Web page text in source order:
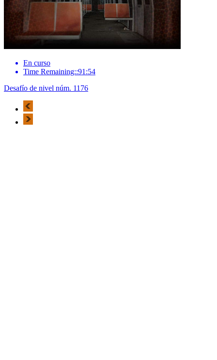
En curso
Time Remaining::91:54
Desafío de nivel núm. 1176